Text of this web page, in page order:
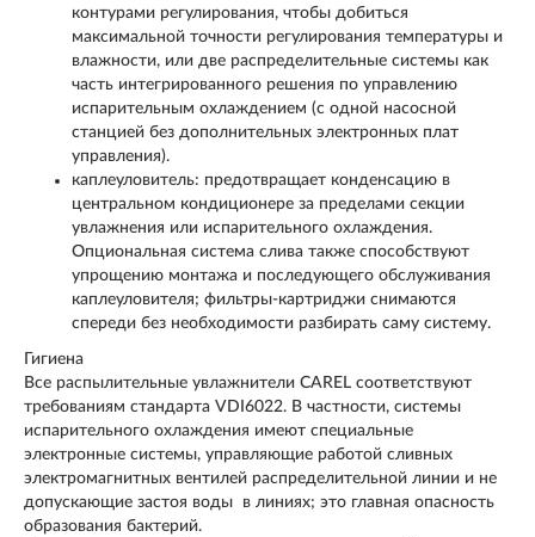
контурами регулирования, чтобы добиться
максимальной точности регулирования температуры и
влажности, или две распределительные системы как
часть интегрированного решения по управлению
испарительным охлаждением (с одной насосной
станцией без дополнительных электронных плат
управления).
каплеуловитель: предотвращает конденсацию в
центральном кондиционере за пределами секции
увлажнения или испарительного охлаждения.
Опциональная система слива также способствуют
упрощению монтажа и последующего обслуживания
каплеуловителя; фильтры-картриджи снимаются
спереди без необходимости разбирать саму систему.
Гигиена
Все распылительные увлажнители CAREL соответствуют
требованиям стандарта VDI6022. В частности, системы
испарительного охлаждения имеют специальные
электронные системы, управляющие работой сливных
электромагнитных вентилей распределительной линии и не
допускающие застоя воды в линиях; это главная опасность
образования бактерий.